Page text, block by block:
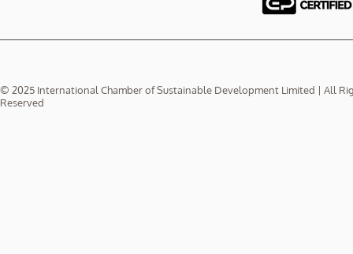
© 2025 International Chamber of Sustainable Development Limited | All
Reserved